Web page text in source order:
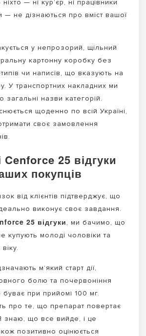
— ні кур’єр, ні працівники
— не дізнаються про вміст вашої
у непрозорий, щільний
картонну коробку без
чи написів, що вказують на
У транспортних накладних ми
загальні назви категорій.
щоденно по всій Україні,
своє замовлення
Cenforce 25 відгуки
покупців
від клієнтів підтверджує, що
виконує своє завдання.
25 відгуки, ми бачимо, що
купують молоді чоловіки та
м’який старт дії,
болю та почервоніння
при прийомі 100 мг.
про те, що препарат повертає
знаю, що все вийде, і це
позитивно оцінюється